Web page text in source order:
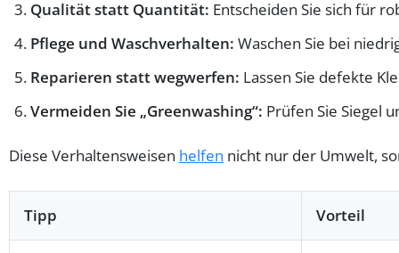
Qualität statt Quantität: Entscheiden Sie sich für
Pflege und Waschverhalten: Waschen Sie bei
Reparieren statt wegwerfen: Lassen Sie defekte
Vermeiden Sie „Greenwashing“: Prüfen Sie Siegel
Diese Verhaltensweisen helfen nicht nur der Umwelt,
Tipp Vorteil